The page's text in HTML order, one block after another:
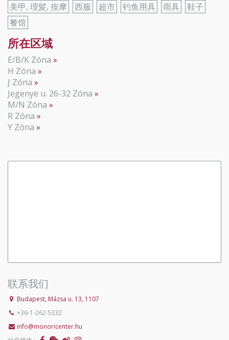
美甲, 理髪, 按摩
西服 超市 钓鱼用具 雨具
鞋子
餐馆
所在区域
E/B/K Zóna
H Zóna
J Zóna
Jegenye u. 26-32 Zóna
M/N Zóna
R Zóna
Y Zóna
联系我们
Budapest, Mázsa u. 13, 1107
+36-1-262 5332
info@monoricenter.hu